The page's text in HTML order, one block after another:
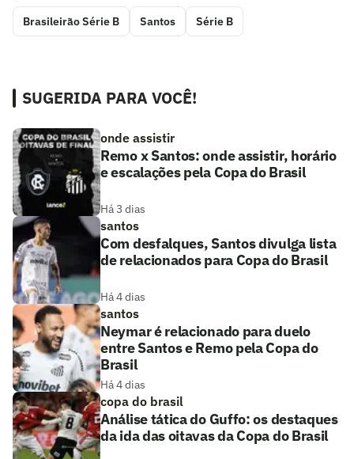
Brasileirão Série B Santos Série B
SUGERIDA PARA VOCÊ!
onde assistir
Remo x Santos: onde assistir, horário
e escalações pela Copa do Brasil
Há 3 dias
santos
Com desfalques, Santos divulga lista
de relacionados para Copa do Brasil
Há 4 dias
santos
Neymar é relacionado para duelo
entre Santos e Remo pela Copa do
Brasil
Há 4 dias
copa do brasil
Análise tática do Guffo: os destaques
da ida das oitavas da Copa do Brasil